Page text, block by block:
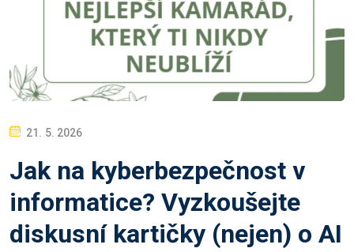
P
S
E
D
21. 5. 2026
Jak na kyberbezpečnost v
informatice? Vyzkoušejte
diskusní kartičky (nejen) o AI